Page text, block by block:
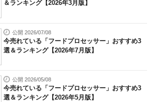
＆ランキング【2026年3月版】
公開 2026/07/08
今売れている「フードプロセッサー」おすすめ3
選＆ランキング【2026年7月版】
公開 2026/05/08
今売れている「フードプロセッサー」おすすめ3
選＆ランキング【2026年5月版】